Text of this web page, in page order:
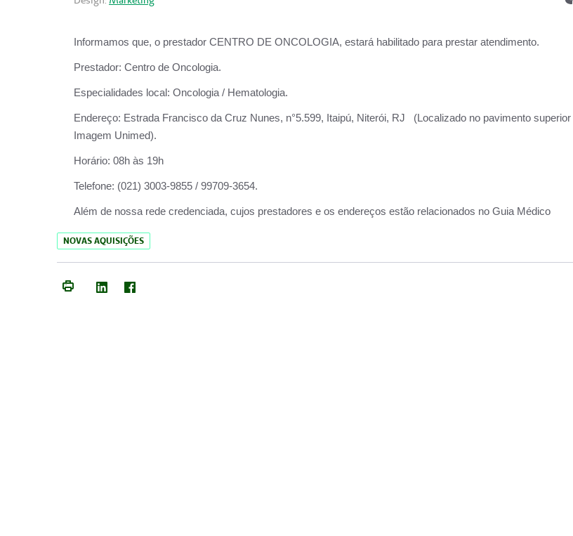
Informamos que, o prestador CENTRO DE ONCOLOGIA, estará habilitado para prestar atendimento.
Prestador: Centro de Oncologia.
Especialidades local: Oncologia / Hematologia.
Endereço: Estrada Francisco da Cruz Nunes, n°5.599, Itaipú, Niterói, RJ (Localizado no pavimento
Imagem Unimed).
Horário: 08h às 19h
Telefone: (021) 3003-9855 / 99709-3654.
Além de nossa rede credenciada, cujos prestadores e os endereços estão relacionados no Guia Médico
NOVAS AQUISIÇÕES